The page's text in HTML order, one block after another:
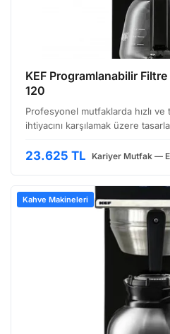
KEF Programlanabilir
120
Profesyonel mutfaklarda hızlı ve
ihtiyacını karşılamak üzere
Özellikle otel, restoran, kafe ve
23.625 TL Kariyer Mutfak —
Kahve Makineleri